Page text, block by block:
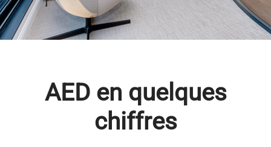
AED en quelques
chiffres